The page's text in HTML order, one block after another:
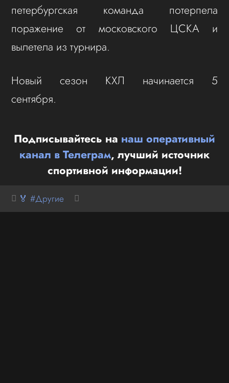
петербургская команда потерпела
поражение от московского ЦСКА и
вылетела из турнира.
Новый сезон КХЛ начинается 5
сентября.
Подписывайтесь на наш оперативный
канал в Телеграм, лучший источник
спортивной информации!
🏅 #Другие